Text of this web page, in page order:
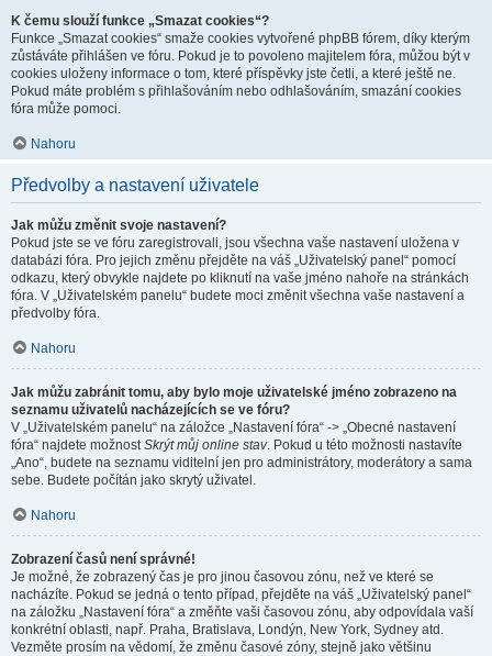
K čemu slouží funkce „Smazat cookies“?
Funkce „Smazat cookies“ smaže cookies vytvořené phpBB fórem, díky kterým
zůstáváte přihlášen ve fóru. Pokud je to povoleno majitelem fóra, můžou být v
cookies uloženy informace o tom, které příspěvky jste četli, a které ještě ne.
Pokud máte problém s přihlašováním nebo odhlašováním, smazání cookies
fóra může pomoci.
Nahoru
Předvolby a nastavení uživatele
Jak můžu změnit svoje nastavení?
Pokud jste se ve fóru zaregistrovali, jsou všechna vaše nastavení uložena v
databázi fóra. Pro jejich změnu přejděte na váš „Uživatelský panel“ pomocí
odkazu, který obvykle najdete po kliknutí na vaše jméno nahoře na stránkách
fóra. V „Uživatelském panelu“ budete moci změnit všechna vaše nastavení a
předvolby fóra.
Nahoru
Jak můžu zabránit tomu, aby bylo moje uživatelské jméno zobrazeno na
seznamu uživatelů nacházejících se ve fóru?
V „Uživatelském panelu“ na záložce „Nastavení fóra“ -> „Obecné nastavení
fóra“ najdete možnostSkrýt můj online stav. Pokud u této možnosti nastavíte
„Ano“, budete na seznamu viditelní jen pro administrátory, moderátory a sama
sebe. Budete počítán jako skrytý uživatel.
Nahoru
Zobrazení časů není správné!
Je možné, že zobrazený čas je pro jinou časovou zónu, než ve které se
nacházíte. Pokud se jedná o tento případ, přejděte na váš „Uživatelský panel“
na záložku „Nastavení fóra“ a změňte vaši časovou zónu, aby odpovídala vaší
konkrétní oblasti, např. Praha, Bratislava, Londýn, New York, Sydney atd.
Vezměte prosím na vědomí, že změnu časové zóny, stejně jako většinu